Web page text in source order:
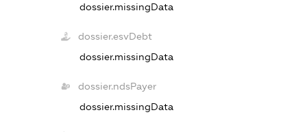
dossier.missingData
dossier.esvDebt
dossier.missingData
dossier.ndsPayer
dossier.missingData